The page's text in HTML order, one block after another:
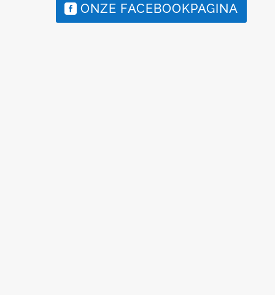
ONZE FACEBOOKPAGINA